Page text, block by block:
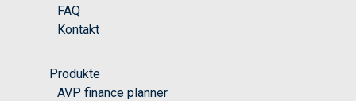
FAQ
Kontakt
Produkte
AVP finance planner